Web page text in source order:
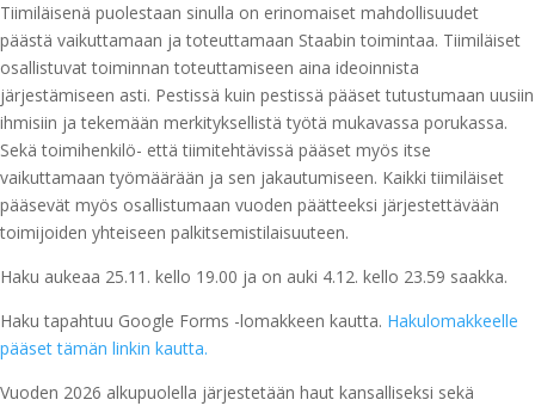
Tiimiläisenä puolestaan sinulla on erinomaiset mahdollisuudet
päästä vaikuttamaan ja toteuttamaan Staabin toimintaa. Tiimiläiset
osallistuvat toiminnan toteuttamiseen aina ideoinnista
järjestämiseen asti. Pestissä kuin pestissä pääset tutustumaan uusiin
ihmisiin ja tekemään merkityksellistä työtä mukavassa porukassa.
Sekä toimihenkilö- että tiimitehtävissä pääset myös itse
vaikuttamaan työmäärään ja sen jakautumiseen. Kaikki tiimiläiset
pääsevät myös osallistumaan vuoden päätteeksi järjestettävään
toimijoiden yhteiseen palkitsemistilaisuuteen.
Haku aukeaa 25.11. kello 19.00 ja on auki 4.12. kello 23.59 saakka.
Haku tapahtuu Google Forms -lomakkeen kautta. Hakulomakkeelle
pääset tämän linkin kautta.
Vuoden 2026 alkupuolella järjestetään haut kansalliseksi sekä